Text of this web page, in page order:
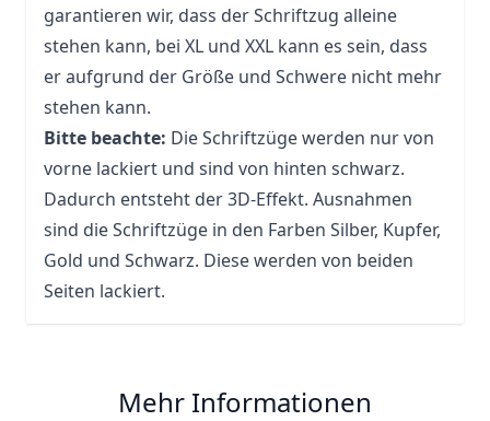
garantieren wir, dass der Schriftzug alleine
stehen kann, bei XL und XXL kann es sein, dass
er aufgrund der Größe und Schwere nicht mehr
stehen kann.
Bitte beachte: Die Schriftzüge werden nur von
vorne lackiert und sind von hinten schwarz.
Dadurch entsteht der 3D-Effekt. Ausnahmen
sind die Schriftzüge in den Farben Silber, Kupfer,
Gold und Schwarz. Diese werden von beiden
Seiten lackiert.
Mehr Informationen